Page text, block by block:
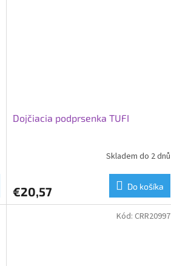
Dojčiacia podprsenka TUFI
Skladem do 2 dnů
€20,57 Do košíka
Kód: CRR20997